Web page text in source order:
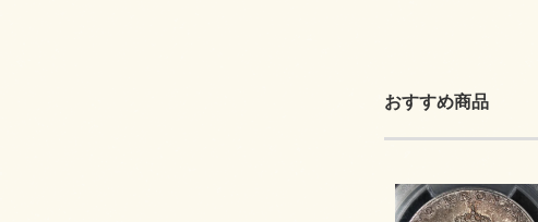
おすすめ商品